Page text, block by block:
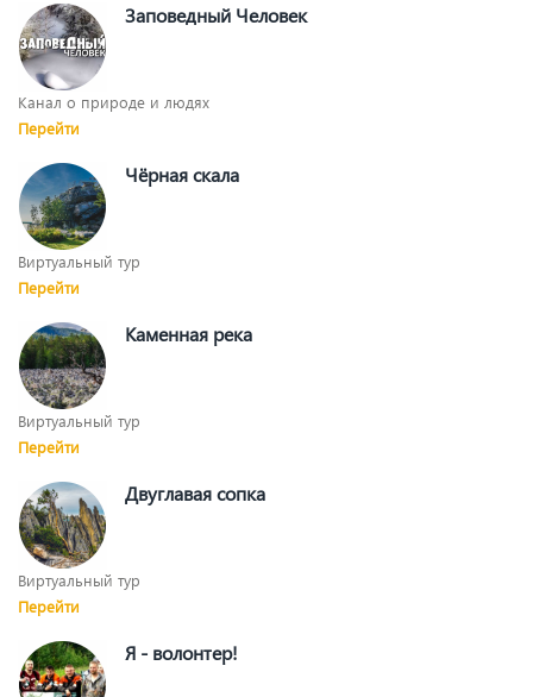
Заповедный Человек
Канал о природе и людях
Перейти
Чёрная скала
Виртуальный тур
Перейти
Каменная река
Виртуальный тур
Перейти
Двуглавая сопка
Виртуальный тур
Перейти
Я - волонтер!